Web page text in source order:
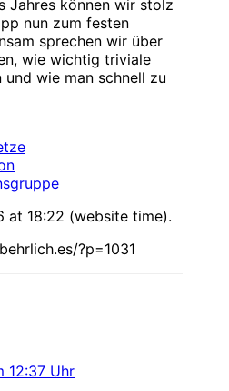
Jahres können wir stolz
nun zum festen
sprechen wir über
wie wichtig triviale
und wie man schnell zu
at 18:22 (website time).
?p=1031
12:37 Uhr